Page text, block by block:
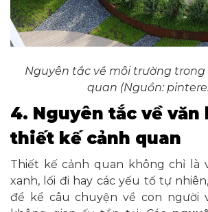
Nguyên tắc về môi trường
quan (Nguồn:
4. Nguyên tắc về văn
thiết kế cảnh quan
Thiết kế cảnh quan không chỉ là
xanh, lối đi hay các yếu tố tự
để kể câu chuyện về con người